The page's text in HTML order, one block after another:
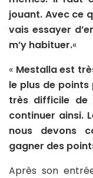
jouant. Avec ce
vais essayer
m’y habituer.«
« Mestalla est
le plus de points
très difficile de
continuer ainsi.
nous devons
gagner des
Après son